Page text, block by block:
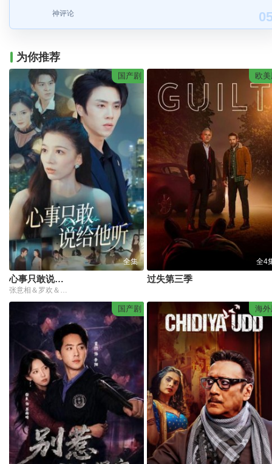
神评论
为你推荐
国产剧
全集
心事只敢说给他听
张意相＆罗欢＆闫丽敏＆肖肖
欧
全4
过失第三季
国产剧 海